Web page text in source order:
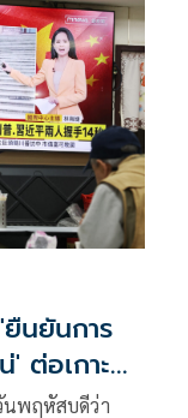
นยันการ
ต่อเกาะ
นพฤหัสบดีว่า